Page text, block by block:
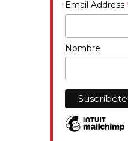
Email Address
Nombre